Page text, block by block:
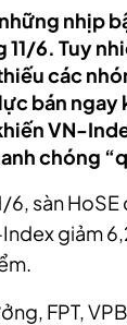
nhịp
11/6. Tuy
các
bán ngay
VN-
chóng
sàn HoSE
giảm
FPT,